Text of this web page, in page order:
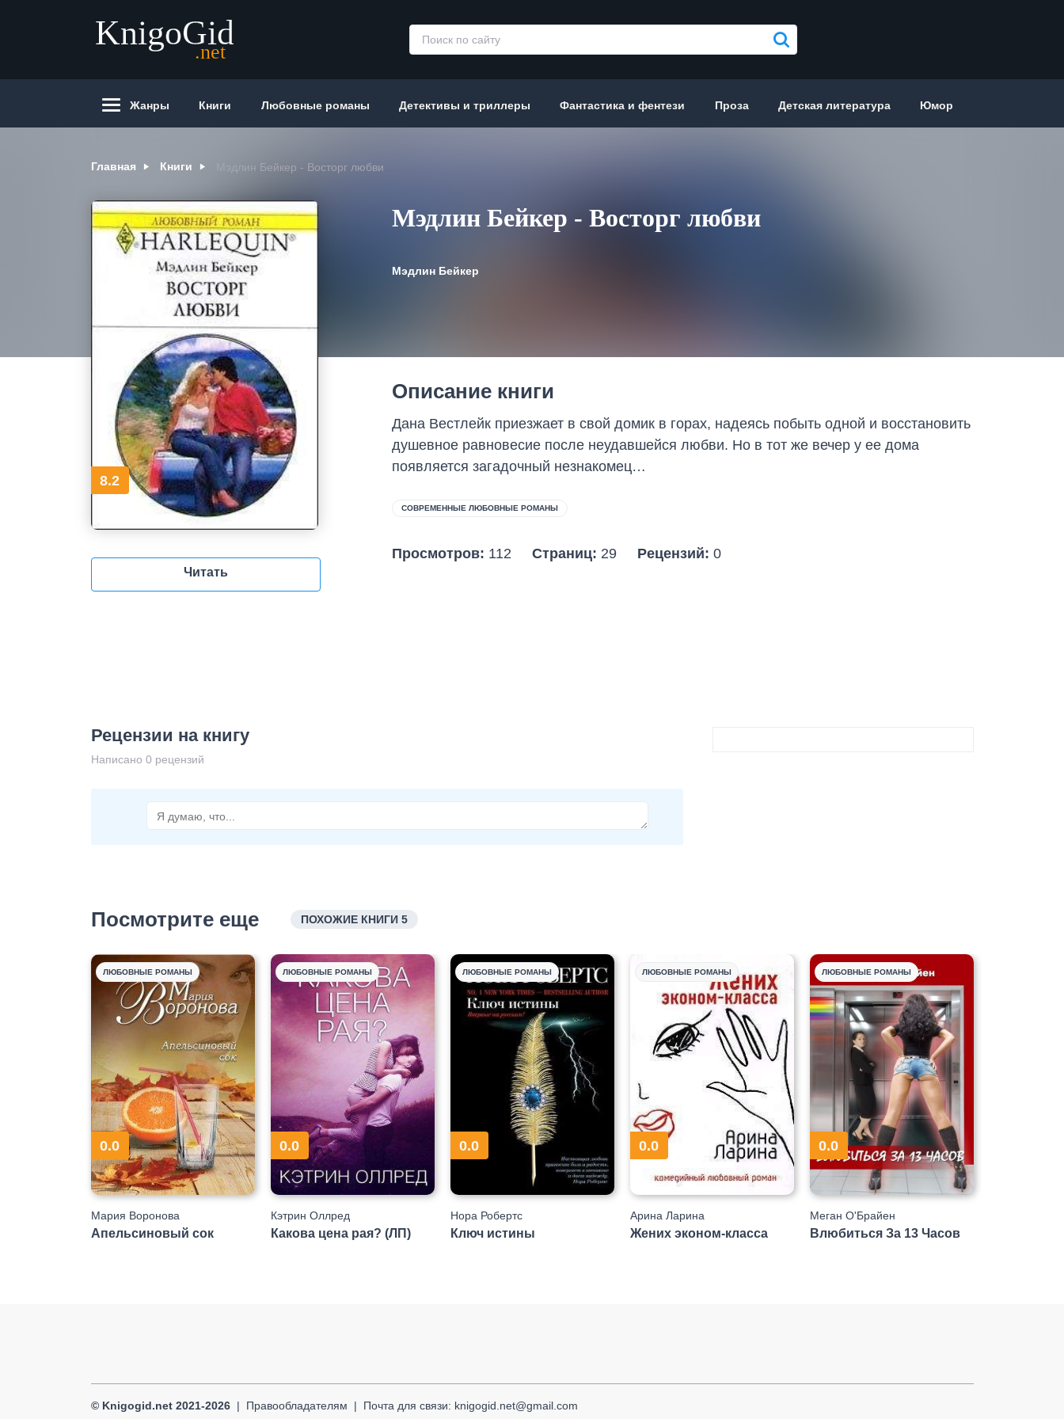
Жанры Книги Любовные романы Детективы и триллеры Фантастика и фентези Проза Детская литература Юмор
Главная Книги Мэдлин Бейкер - Восторг любви
8.2
Читать
Мэдлин Бейкер - Восторг любви
Мэдлин Бейкер
Описание книги
Дана Вестлейк приезжает в свой домик в горах, надеясь побыть одной и восстановить
душевное равновесие после неудавшейся любви. Но в тот же вечер у ее дома
появляется загадочный незнакомец…
СОВРЕМЕННЫЕ ЛЮБОВНЫЕ РОМАНЫ
Просмотров: 112 Страниц: 29 Рецензий: 0
Рецензии на книгу
Написано 0 рецензий
Посмотрите еще ПОХОЖИЕ КНИГИ 5
ЛЮБОВНЫЕ РОМАНЫ
0.0
Мария Воронова
Апельсиновый сок
ЛЮБОВНЫЕ РОМАНЫ
0.0
Кэтрин Оллред
Какова цена рая? (ЛП)
ЛЮБОВНЫЕ РОМАНЫ
0.0
Нора Робертс
Ключ истины
ЛЮБОВНЫЕ РОМАНЫ
0.0
Арина Ларина
Жених эконом-класса
ЛЮБОВНЫЕ РОМАНЫ
0.0
Меган О'Брайен
Влюбиться За 13 Часов
© Knigogid.net 2021-2026 Правообладателям Почта для связи: knigogid.net@gmail.com